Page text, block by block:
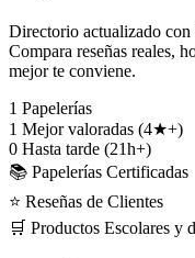
Directorio actualizado con
Compara reseñas reales,
mejor te conviene.
1 Papelerías
1 Mejor valoradas (4★+)
0 Hasta tarde (21h+)
📚 Papelerías Certificadas
⭐ Reseñas de Clientes
🛒 Productos Escolares y